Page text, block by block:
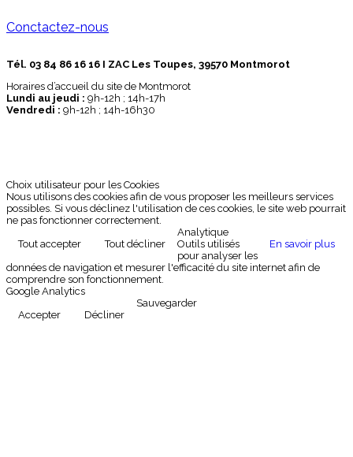
Conctactez-nous
Tél. 03 84 86 16 16 I ZAC Les Toupes, 39570 Montmorot
Horaires d’accueil du site de Montmorot
Lundi au jeudi : 9h-12h ; 14h-17h
Vendredi : 9h-12h ; 14h-16h30
Choix utilisateur pour les Cookies
Nous utilisons des cookies afin de vous proposer les meilleurs services
possibles. Si vous déclinez l'utilisation de ces cookies, le site web pourrait
ne pas fonctionner correctement.
Tout accepter
Tout décliner En savoir plus
Analytique
Outils utilisés
pour analyser les
données de navigation et mesurer l'efficacité du site internet afin de
comprendre son fonctionnement.
Google Analytics
Accepter
Décliner
Sauvegarder